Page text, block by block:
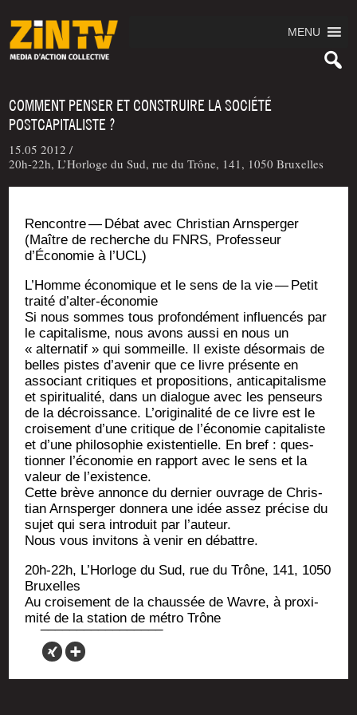
MENU
COMMENT PENSER ET CONSTRUIRE LA SOCIÉTÉ
POSTCAPITALISTE ?
15.05 2012 /
20h-22h, L’Horloge du Sud, rue du Trône, 141, 1050 Bruxelles
Ren­contre — Débat avec Chris­tian Arns­per­ger
(Maître de recherche du FNRS, Pro­fes­seur
d’Économie à l’UCL)
L’Homme éco­no­mique et le sens de la vie — Petit
trai­té d’alter-économie
Si nous sommes tous pro­fon­dé­ment influen­cés par
le capi­ta­lisme, nous avons aus­si en nous un
« alter­na­tif » qui som­meille. Il existe désor­mais de
belles pistes d’avenir que ce livre pré­sente en
asso­ciant cri­tiques et pro­po­si­tions, anti­ca­pi­ta­lisme
et spi­ri­tua­li­té, dans un dia­logue avec les pen­seurs
de la décrois­sance. L’originalité de ce livre est le
croi­se­ment d’une cri­tique de l’économie capi­ta­liste
et d’une phi­lo­so­phie exis­ten­tielle. En bref : ques­
tion­ner l’économie en rap­port avec le sens et la
valeur de l’existence.
Cette brève annonce du der­nier ouvrage de Chris­
tian Arns­per­ger don­ne­ra une idée assez pré­cise du
sujet qui sera intro­duit par l’auteur.
Nous vous invi­tons à venir en débattre.
20h-22h, L’Horloge du Sud, rue du Trône, 141, 1050
Bruxelles
Au croi­se­ment de la chaus­sée de Wavre, à proxi­
mi­té de la sta­tion de mé­tro Trône